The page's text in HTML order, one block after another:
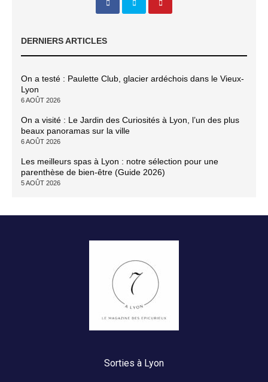
DERNIERS ARTICLES
On a testé : Paulette Club, glacier ardéchois dans le Vieux-
Lyon
6 AOÛT 2026
On a visité : Le Jardin des Curiosités à Lyon, l’un des plus
beaux panoramas sur la ville
6 AOÛT 2026
Les meilleurs spas à Lyon : notre sélection pour une
parenthèse de bien-être (Guide 2026)
5 AOÛT 2026
Sorties à Lyon